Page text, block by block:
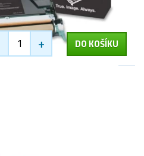
+ DO KOŠÍKU